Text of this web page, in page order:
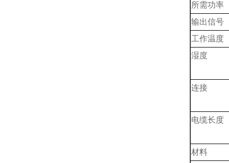
所需功率
输出信号
工作温度
湿度
连接
电缆长度
材料